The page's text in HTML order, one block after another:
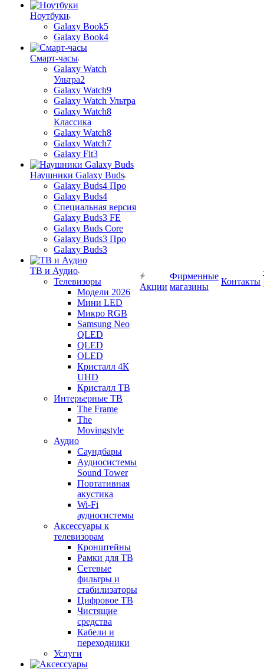
Ноутбуки
Galaxy Book5
Galaxy Book4
Смарт-часы
Galaxy Watch
Ультра2
Galaxy Watch9
Galaxy Watch Ультра
Galaxy Watch8
Классика
Galaxy Watch8
Galaxy Watch7
Galaxy Fit3
Наушники Galaxy Buds
Galaxy Buds4 Про
Galaxy Buds4
Специальная версия
Galaxy Buds3 FE
Galaxy Buds Core
Galaxy Buds3 Про
Galaxy Buds3
ТВ и Аудио
Телевизоры
Модели 2026
Мини LED
Микро RGB
Samsung Neo
QLED
QLED
OLED
Кристалл 4К
UHD
Кристалл ТВ
Интерьерные ТВ
The Frame
The
Movingstyle
Аудио
Саундбары
Аудиосистемы
Sound Tower
Портативная
акустика
Wi-Fi
аудиосистемы
Аксессуары к
телевизорам
Кронштейны
Рамки для ТВ
Сетевые
фильтры и
стабилизаторы
Цифровое ТВ
Чистящие
средства
Кабели и
переходники
Услуги
Акции
Фирменные
магазины
Контакты